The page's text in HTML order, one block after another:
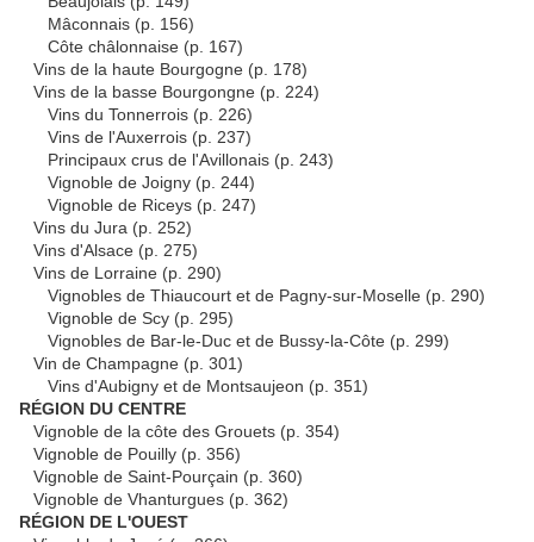
Mâconnais (p. 156)
Côte châlonnaise (p. 167)
Vins de la haute Bourgogne (p. 178)
Vins de la basse Bourgongne (p. 224)
Vins du Tonnerrois (p. 226)
Vins de l'Auxerrois (p. 237)
Principaux crus de l'Avillonais (p. 243)
Vignoble de Joigny (p. 244)
Vignoble de Riceys (p. 247)
Vins du Jura (p. 252)
Vins d'Alsace (p. 275)
Vins de Lorraine (p. 290)
Vignobles de Thiaucourt et de Pagny-sur-Moselle (p. 290)
Vignoble de Scy (p. 295)
Vignobles de Bar-le-Duc et de Bussy-la-Côte (p. 299)
Vin de Champagne (p. 301)
Vins d'Aubigny et de Montsaujeon (p. 351)
RÉGION DU CENTRE
Vignoble de la côte des Grouets (p. 354)
Vignoble de Pouilly (p. 356)
Vignoble de Saint-Pourçain (p. 360)
Vignoble de Vhanturgues (p. 362)
RÉGION DE L'OUEST